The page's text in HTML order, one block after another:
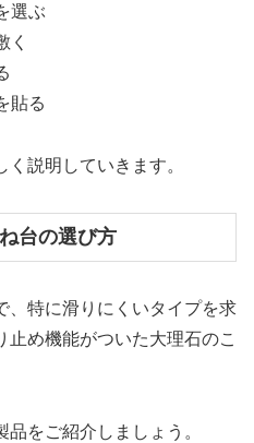
選ぶ
く
貼る
説明していきます。
台の選び方
、特に滑りにくいタイプを求
め機能がついた大理石のこ
をご紹介しましょう。